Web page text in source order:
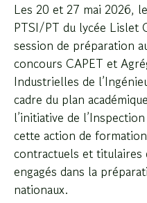
Les 20 et 27 mai 2026,
PTSI/PT du lycée Lislet
session de préparation
concours CAPET et
Industrielles de
cadre du plan
l’initiative de
cette action de
contractuels et titulaires
engagés dans la
nationaux.